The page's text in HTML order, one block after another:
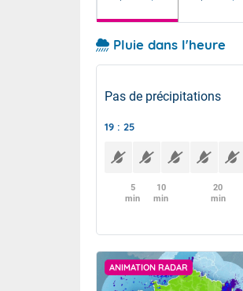
Pluie dans l'heure
Pas de précipitations
19 : 25
5
min
10
min
20
min
ANIMATION RADAR